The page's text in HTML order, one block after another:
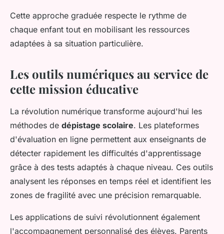
Cette approche graduée respecte le rythme de
chaque enfant tout en mobilisant les ressources
adaptées à sa situation particulière.
Les outils numériques au service de
cette mission éducative
La révolution numérique transforme aujourd'hui les
méthodes de dépistage scolaire. Les plateformes
d'évaluation en ligne permettent aux enseignants de
détecter rapidement les difficultés d'apprentissage
grâce à des tests adaptés à chaque niveau. Ces outils
analysent les réponses en temps réel et identifient les
zones de fragilité avec une précision remarquable.
Les applications de suivi révolutionnent également
l'accompagnement personnalisé des élèves. Parents